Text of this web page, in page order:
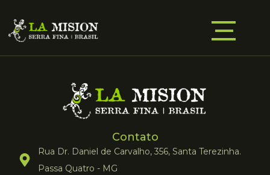
Contato
Rua Dr. Daniel de Carvalho, 356, Santa Terezinha.
Passa Quatro - MG